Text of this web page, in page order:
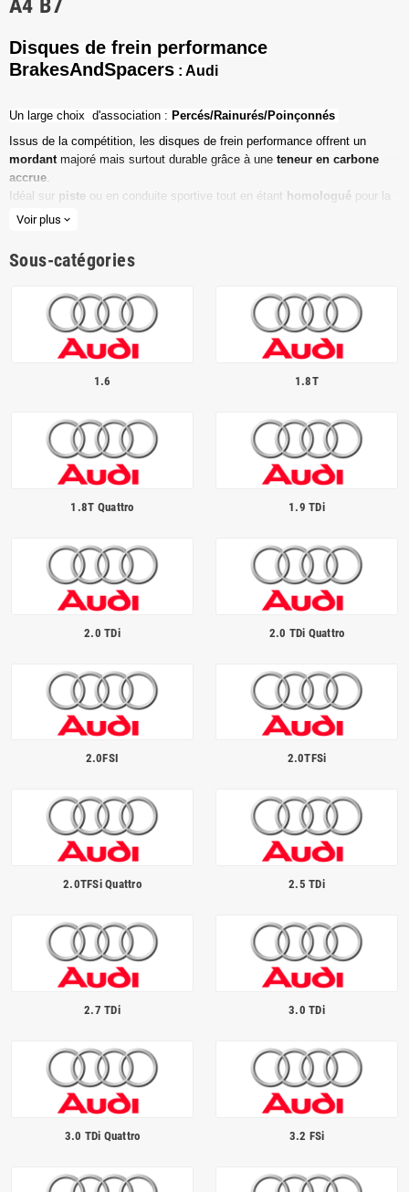
A4 B7
Disques de frein performance
BrakesAndSpacers : Audi
Un l arge choix d'association : Percés/Rainurés/Poinçonnés
Issus de la compétition, les disques de frein performance offrent un
mordant majoré mais surtout durable grâce à une teneur en carbone
accrue.
Idéal sur piste ou en conduite sportive tout en étant homologué pour la
route ouverte.
Vendu par paire
Valeur de friction maximale
Dimensions d'origine respectées
Homologué pour le contrôle technique
Voir plus expand_more
Sous-catégories
1.6 1.8T
1.8T Quattro 1.9 TDi
2.0 TDi 2.0 TDi Quattro
2.0FSI 2.0TFSi
2.0TFSi Quattro 2.5 TDi
2.7 TDi 3.0 TDi
3.0 TDi Quattro 3.2 FSi